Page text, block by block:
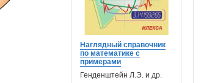
Наглядный справочник
по математике с
примерами
Генденштейн Л.Э. и др.